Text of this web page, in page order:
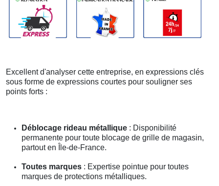
Excellent d'analyser cette entreprise, en expressions clés
sous forme de expressions courtes pour souligner ses
points forts :
Déblocage rideau métallique : Disponibilité
permanente pour toute blocage de grille de magasin,
partout en Île-de-France.
Toutes marques : Expertise pointue pour toutes
marques de protections métalliques.